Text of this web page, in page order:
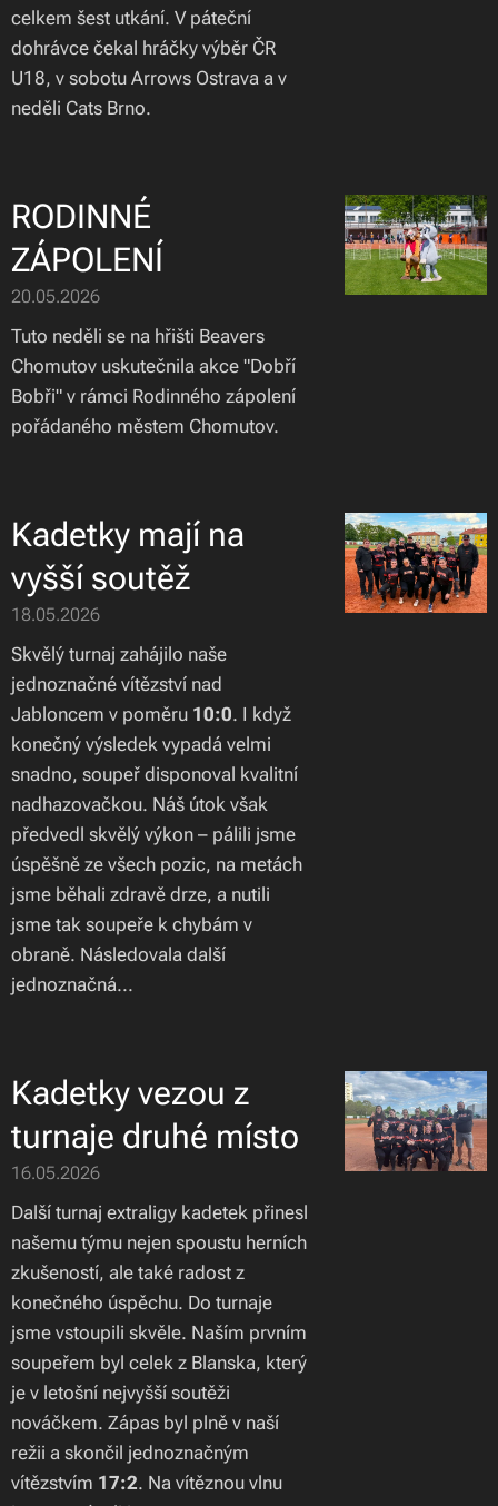
celkem šest utkání. V páteční
dohrávce čekal hráčky výběr ČR
U18, v sobotu Arrows Ostrava a v
neděli Cats Brno.
RODINNÉ
ZÁPOLENÍ
20.05.2026
Tuto neděli se na hřišti Beavers
Chomutov uskutečnila akce "Dobří
Bobři" v rámci Rodinného zápolení
pořádaného městem Chomutov.
Kadetky mají na
vyšší soutěž
18.05.2026
Skvělý turnaj zahájilo naše
jednoznačné vítězství nad
Jabloncem v poměru 10:0. I když
konečný výsledek vypadá velmi
snadno, soupeř disponoval kvalitní
nadhazovačkou. Náš útok však
předvedl skvělý výkon – pálili jsme
úspěšně ze všech pozic, na metách
jsme běhali zdravě drze, a nutili
jsme tak soupeře k chybám v
obraně. Následovala další
jednoznačná...
Kadetky vezou z
turnaje druhé místo
16.05.2026
Další turnaj extraligy kadetek přinesl
našemu týmu nejen spoustu herních
zkušeností, ale také radost z
konečného úspěchu. Do turnaje
jsme vstoupili skvěle. Naším prvním
soupeřem byl celek z Blanska, který
je v letošní nejvyšší soutěži
nováčkem. Zápas byl plně v naší
režii a skončil jednoznačným
vítězstvím 17:2. Na vítěznou vlnu